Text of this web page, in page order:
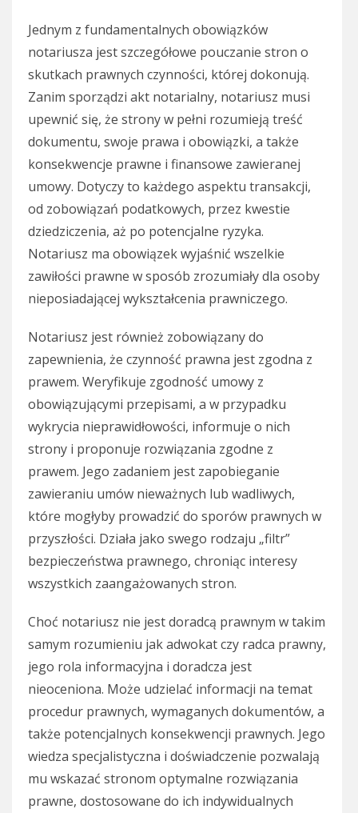
Jednym z fundamentalnych obowiązków
notariusza jest szczegółowe pouczanie stron o
skutkach prawnych czynności, której dokonują.
Zanim sporządzi akt notarialny, notariusz musi
upewnić się, że strony w pełni rozumieją treść
dokumentu, swoje prawa i obowiązki, a także
konsekwencje prawne i finansowe zawieranej
umowy. Dotyczy to każdego aspektu transakcji,
od zobowiązań podatkowych, przez kwestie
dziedziczenia, aż po potencjalne ryzyka.
Notariusz ma obowiązek wyjaśnić wszelkie
zawiłości prawne w sposób zrozumiały dla osoby
nieposiadającej wykształcenia prawniczego.
Notariusz jest również zobowiązany do
zapewnienia, że czynność prawna jest zgodna z
prawem. Weryfikuje zgodność umowy z
obowiązującymi przepisami, a w przypadku
wykrycia nieprawidłowości, informuje o nich
strony i proponuje rozwiązania zgodne z
prawem. Jego zadaniem jest zapobieganie
zawieraniu umów nieważnych lub wadliwych,
które mogłyby prowadzić do sporów prawnych w
przyszłości. Działa jako swego rodzaju „filtr”
bezpieczeństwa prawnego, chroniąc interesy
wszystkich zaangażowanych stron.
Choć notariusz nie jest doradcą prawnym w takim
samym rozumieniu jak adwokat czy radca prawny,
jego rola informacyjna i doradcza jest
nieoceniona. Może udzielać informacji na temat
procedur prawnych, wymaganych dokumentów, a
także potencjalnych konsekwencji prawnych. Jego
wiedza specjalistyczna i doświadczenie pozwalają
mu wskazać stronom optymalne rozwiązania
prawne, dostosowane do ich indywidualnych